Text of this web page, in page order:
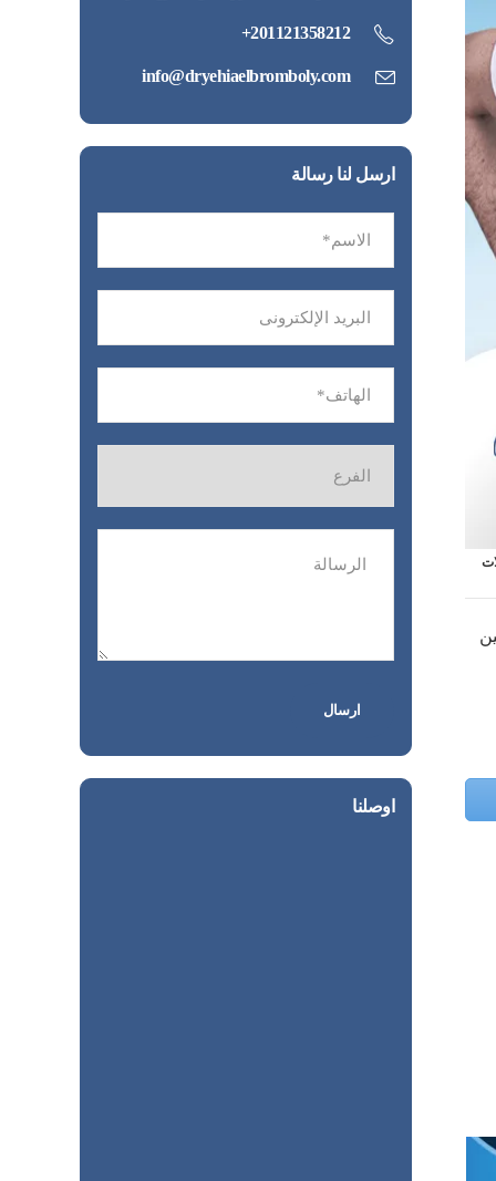
201121358212+
info@dryehiaelbromboly.com
ارسل لنا رسالة
اوصلنا